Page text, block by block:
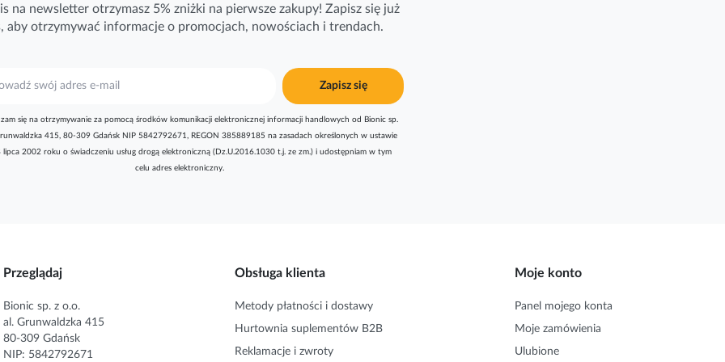
na newsletter otrzymasz 5% zniżki na pierwsze zakupy! Zapisz się już
aby otrzymywać informacje o promocjach, nowościach i trendach.
Zapisz się
się na otrzymywanie za pomocą środków komunikacji elektronicznej informacji handlowych od Bionic sp.
415, 80-309 Gdańsk NIP 5842792671, REGON 385889185 na zasadach określonych w ustawie
lipca 2002 roku o świadczeniu usług drogą elektroniczną (Dz.U.2016.1030 t.j. ze zm.) i udostępniam w tym
celu adres elektroniczny.
Przeglądaj
Bionic sp. z o.o.
al. Grunwaldzka 415
80-309 Gdańsk
NIP: 5842792671
Obsługa klienta
Metody płatności i dostawy
Hurtownia suplementów B2B
Reklamacje i zwroty
Moje konto
Panel mojego konta
Moje zamówienia
Ulubione